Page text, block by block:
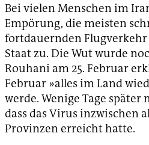
Bei vielen Menschen im
Empörung, die meisten
fortdauernden
Staat zu. Die Wut wurde
Rouhani am 25. Februar
Februar »alles im Land
werde. Wenige Tage
dass das Virus inzwischen
Provinzen erreicht hatte.